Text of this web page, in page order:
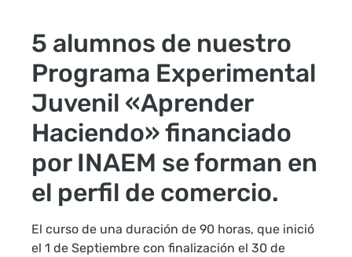
5 alumnos de nuestro
Programa Experimental
Juvenil «Aprender
Haciendo» financiado
por INAEM se forman en
el perfil de comercio.
El curso de una duración de 90 horas, que inició
el 1 de Septiembre con finalización el 30 de